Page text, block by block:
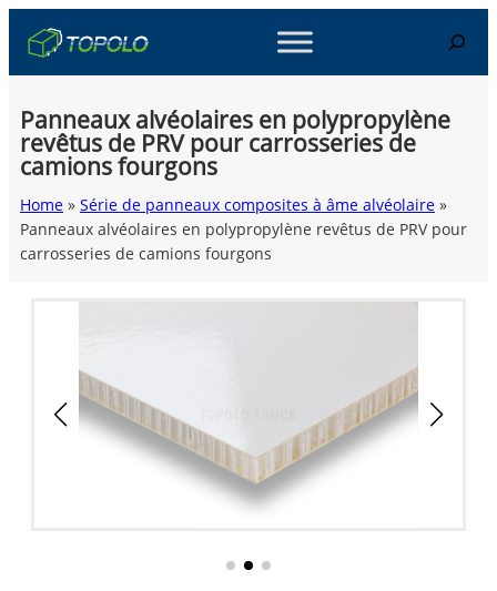
Search
Panneaux alvéolaires en polypropylène
revêtus de PRV pour carrosseries de
camions fourgons
Home » Série de panneaux composites à âme alvéolaire »
Panneaux alvéolaires en polypropylène revêtus de PRV pour
carrosseries de camions fourgons